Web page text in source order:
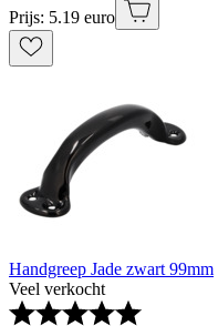
Prijs: 5.19 euro
Handgreep Jade zwart 99mm
Veel verkocht